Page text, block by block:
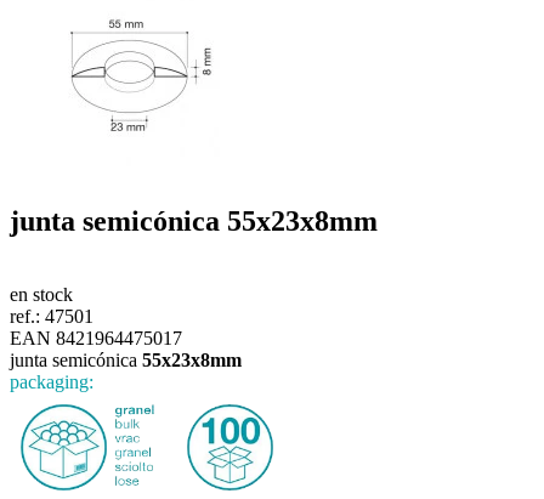
junta semicónica 55x23x8mm
en stock
ref.: 47501
EAN 8421964475017
junta semicónica 55x23x8mm
packaging: